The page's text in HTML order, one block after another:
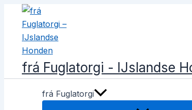
inhoud
frá Fuglatorgi - IJslandse
frá Fuglatorgi